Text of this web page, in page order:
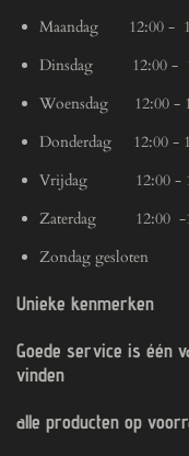
Maandag 12:00 -
Dinsdag 12:00 -
Woensdag 12:00 -
Donderdag 12:00 -
Vrijdag 12:00 -
Zaterdag 12:00 -
Zondag gesloten
Unieke kenmerken
Goede service is één
vinden
alle producten op